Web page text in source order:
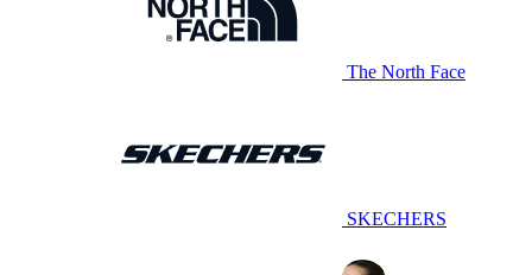
The North Face
SKECHERS